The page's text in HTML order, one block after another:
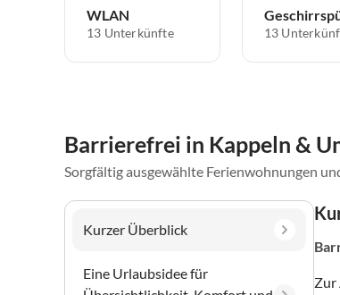
WLAN
13 Unterkünfte 13
Barrierefrei in Kappeln &
Sorgfältig ausgewählte Ferienwohnungen
Kurzer Überblick
Eine Urlaubsidee für
Zur